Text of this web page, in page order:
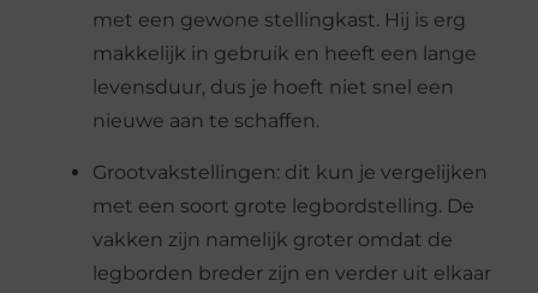
met een gewone stellingkast. Hij is erg
makkelijk in gebruik en heeft een lange
levensduur, dus je hoeft niet snel een
nieuwe aan te schaffen.
Grootvakstellingen: dit kun je vergelijken
met een soort grote legbordstelling. De
vakken zijn namelijk groter omdat de
legborden breder zijn en verder uit elkaar